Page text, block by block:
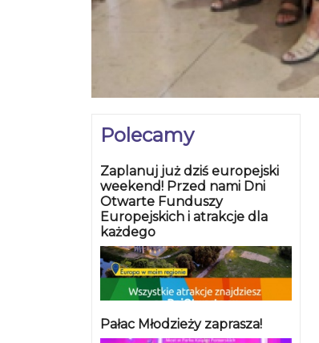
Polecamy
Zaplanuj już dziś europejski
weekend! Przed nami Dni
Otwarte Funduszy
Europejskich i atrakcje dla
każdego
Pałac Młodzieży zaprasza!